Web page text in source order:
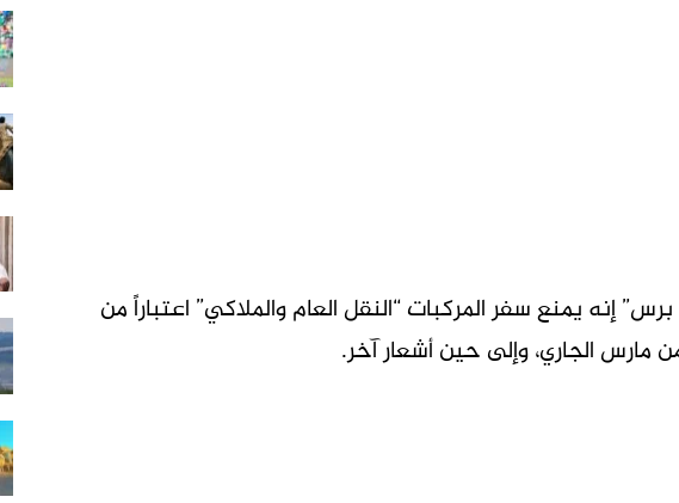
إنه يمنع سفر المركبات “النقل العام والملاكي” اعتباراً من
مارس الجاري، وإلى حين أشعار آخر.